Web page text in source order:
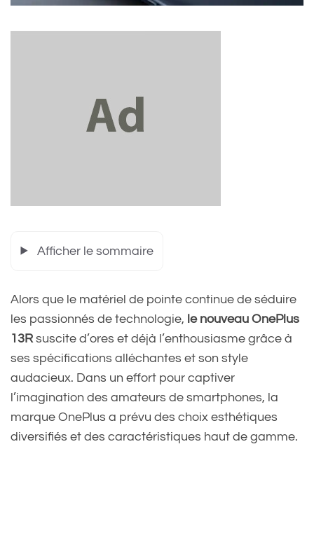
Afficher le sommaire
Alors que le matériel de pointe continue de séduire
les passionnés de technologie, le nouveau OnePlus
13Rsuscite d’ores et déjà l’enthousiasme grâce à
ses spécifications alléchantes et son style
audacieux. Dans un effort pour captiver
l’imagination des amateurs de smartphones, la
marque OnePlus a prévu des choix esthétiques
diversifiés et des caractéristiques haut de gamme.